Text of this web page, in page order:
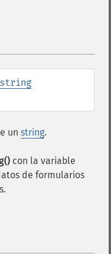
string
un string.
con la variable
de formularios